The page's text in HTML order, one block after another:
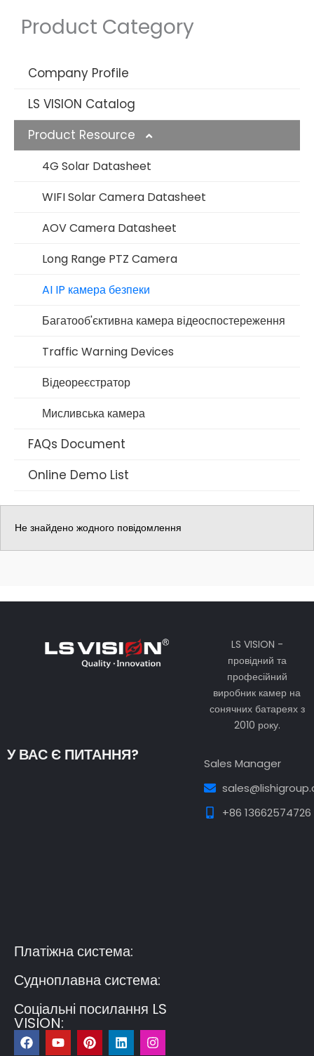
Product Category
Company Profile
LS VISION Catalog
Product Resource
4G Solar Datasheet
WIFI Solar Camera Datasheet
AOV Camera Datasheet
Long Range PTZ Camera
AI IP камера безпеки
Багатооб'єктивна камера відеоспостереження
Traffic Warning Devices
Відеореєстратор
Мисливська камера
FAQs Document
Online Demo List
Не знайдено жодного повідомлення
LS VISION -
провідний та
професійний
виробник камер на
сонячних батареях з
2010 року.
У ВАС Є ПИТАННЯ?
Sales Manager
+86 13662574726
Платіжна система:
Судноплавна система:
Соціальні посилання LS
VISION:
F
a
Y
o
P
i
L
i
I
n